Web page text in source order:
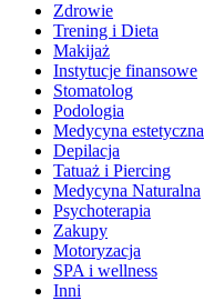
Zdrowie
Trening i Dieta
Makijaż
Instytucje finansowe
Stomatolog
Podologia
Medycyna estetyczna
Depilacja
Tatuaż i Piercing
Medycyna Naturalna
Psychoterapia
Zakupy
Motoryzacja
SPA i wellness
Inni